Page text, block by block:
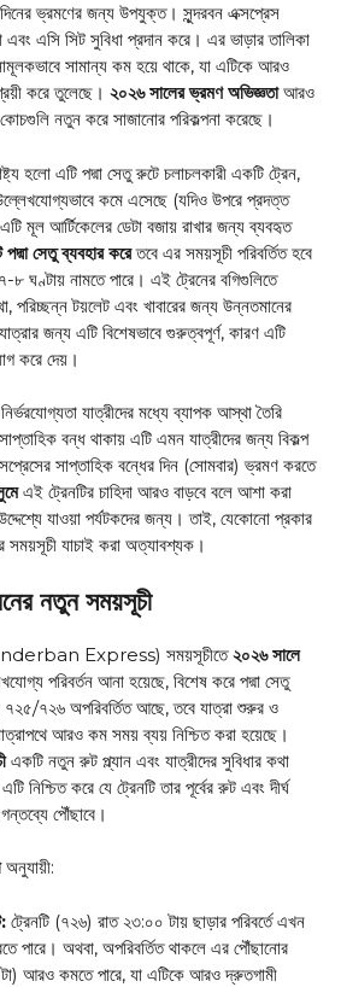
দিনের ভ্রমণের জন্য উপযুক্ত। সুন্দরবন এক্সপ্রেস
এবং এসি সিট সুবিধা প্রদান করে। এর ভাড়ার তালিকা
সামান্য কম হয়ে থাকে, যা এটিকে আরও
করে তুলেছে। ২০২৬ সালের ভ্রমণ অভিজ্ঞতাআরও
নতুন করে সাজানোর পরিকল্পনা করেছে।
হলো এটি পদ্মা সেতু রুটে চলাচলকারী একটি ট্রেন,
কমে এসেছে (যদিও উপরে প্রদত্ত
এটি মূল আর্টিকেলের ডেটা বজায় রাখার জন্য ব্যবহৃত
সেতু ব্যবহার করেতবে এর সময়সূচী পরিবর্তিত হবে
ঘণ্টায় নামতে পারে। এই ট্রেনের বগিগুলিতে
পরিচ্ছন্ন টয়লেট এবং খাবারের জন্য উন্নতমানের
জন্য এটি বিশেষভাবে গুরুত্বপূর্ণ, কারণ এটি
করে দেয়।
যাত্রীদের মধ্যে ব্যাপক আস্থা তৈরি
বন্ধ থাকায় এটি এমন যাত্রীদের জন্য বিকল্প
সাপ্তাহিক বন্ধের দিন (সোমবার) ভ্রমণ করতে
এই ট্রেনটির চাহিদা আরও বাড়বে বলে আশা করা
যাওয়া পর্যটকদের জন্য। তাই, যেকোনো প্রকার
সময়সূচী যাচাই করা অত্যাবশ্যক।
নতুন সময়সূচী
Express) সময়সূচীতে২০২৬ সালে
পরিবর্তন আনা হয়েছে, বিশেষ করে পদ্মা সেতু
৭২৫/৭২৬ অপরিবর্তিত আছে, তবে যাত্রা শুরুর ও
আরও কম সময় ব্যয় নিশ্চিত করা হয়েছে।
একটি নতুন রুট প্ল্যান এবং যাত্রীদের সুবিধার কথা
নিশ্চিত করে যে ট্রেনটি তার পূর্বের রুট এবং দীর্ঘ
পৌঁছাবে।
অনুযায়ী:
ট্রেনটি (৭২৬) রাত ২৩:০০ টায় ছাড়ার পরিবর্তে এখন
পারে। অথবা, অপরিবর্তিত থাকলে এর পৌঁছানোর
আরও কমতে পারে, যা এটিকে আরও দ্রুতগামী